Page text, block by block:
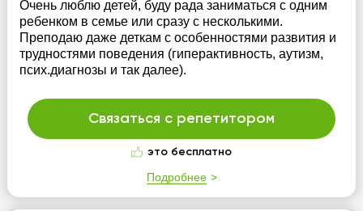
Очень люблю детей, буду рада заниматься с одним
ребенком в семье или сразу с несколькими.
Преподаю даже деткам с особенностями развития и
трудностями поведения (гиперактивность, аутизм,
псих.диагнозы и так далее).
Связаться с репетитором
это бесплатно
Подробнее